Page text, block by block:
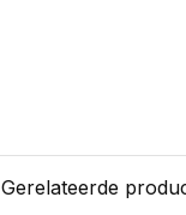
Gerelateerde